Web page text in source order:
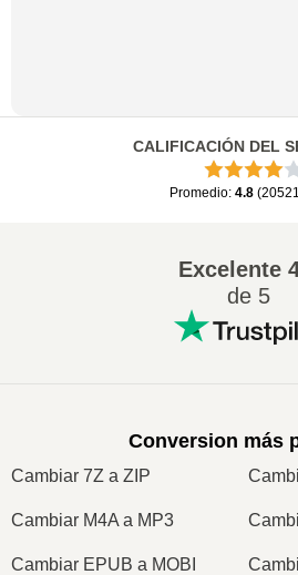
CALIFICACIÓN DEL
Promedio: 4.8 (
Excelente
de 5
Conversion más
Cambiar 7Z a ZIP
Cambiar M4A a MP3
Cambiar EPUB a MOBI